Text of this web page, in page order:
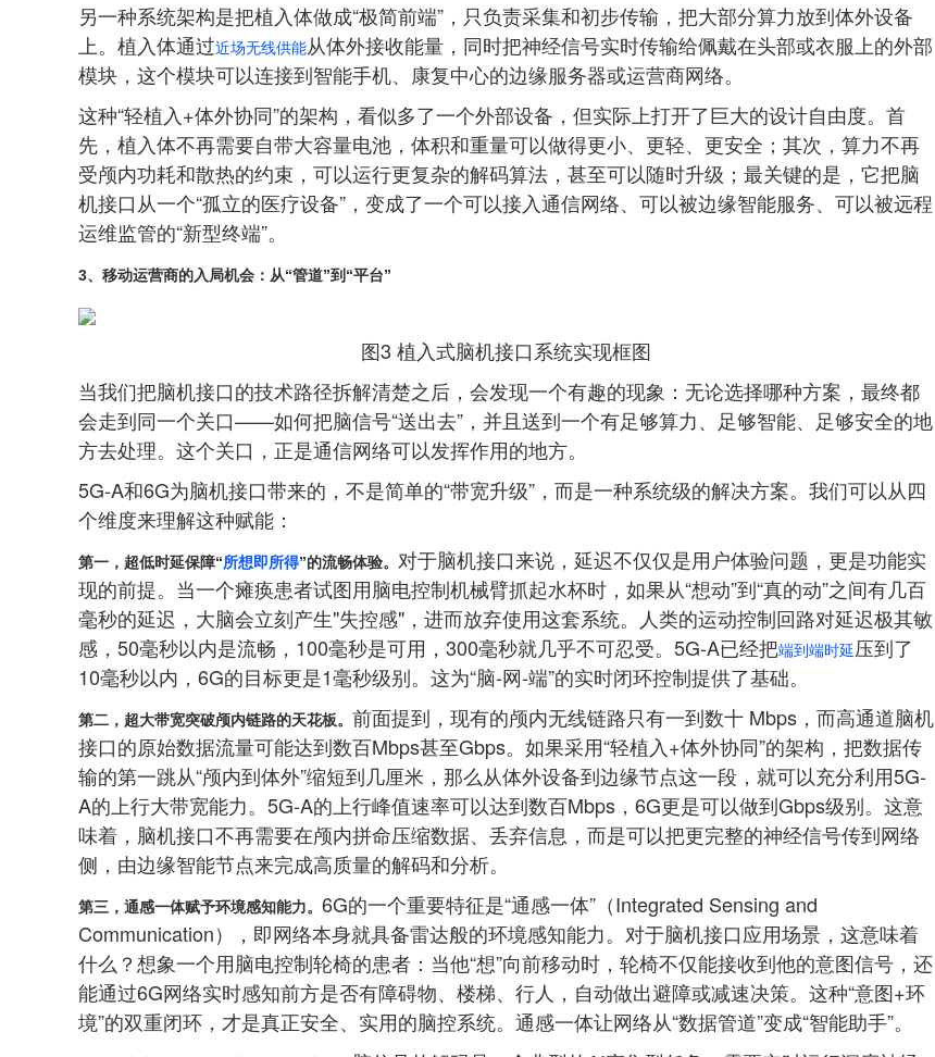
另一种系统架构是把植入体做成“极简前端”，只负责采集和初步传输，把大部分算力放到体外设备
上。植入体通过近场无线供能从体外接收能量，同时把神经信号实时传输给佩戴在头部或衣服上的外部
模块，这个模块可以连接到智能手机、康复中心的边缘服务器或运营商网络。
这种“轻植入+体外协同”的架构，看似多了一个外部设备，但实际上打开了巨大的设计自由度。首
先，植入体不再需要自带大容量电池，体积和重量可以做得更小、更轻、更安全；其次，算力不再
受颅内功耗和散热的约束，可以运行更复杂的解码算法，甚至可以随时升级；最关键的是，它把脑
机接口从一个“孤立的医疗设备”，变成了一个可以接入通信网络、可以被边缘智能服务、可以被远程
运维监管的“新型终端”。
3、移动运营商的入局机会：从“管道”到“平台”
图3 植入式脑机接口系统实现框图
当我们把脑机接口的技术路径拆解清楚之后，会发现一个有趣的现象：无论选择哪种方案，最终都
会走到同一个关口——如何把脑信号“送出去”，并且送到一个有足够算力、足够智能、足够安全的地
方去处理。这个关口，正是通信网络可以发挥作用的地方。
5G-A和6G为脑机接口带来的，不是简单的“带宽升级”，而是一种系统级的解决方案。我们可以从四
个维度来理解这种赋能：
第一，超低时延保障“所想即所得”的流畅体验。 对于脑机接口来说，延迟不仅仅是用户体验问题，更是功能实
现的前提。当一个瘫痪患者试图用脑电控制机械臂抓起水杯时，如果从“想动”到“真的动”之间有几百
毫秒的延迟，大脑会立刻产生"失控感"，进而放弃使用这套系统。人类的运动控制回路对延迟极其敏
感，50毫秒以内是流畅，100毫秒是可用，300毫秒就几乎不可忍受。5G-A已经把端到端时延压到了
10毫秒以内，6G的目标更是1毫秒级别。这为“脑-网-端”的实时闭环控制提供了基础。
第二，超大带宽突破颅内链路的天花板。 前面提到，现有的颅内无线链路只有一到数十 Mbps，而高通道脑机
接口的原始数据流量可能达到数百Mbps甚至Gbps。如果采用“轻植入+体外协同”的架构，把数据传
输的第一跳从“颅内到体外”缩短到几厘米，那么从体外设备到边缘节点这一段，就可以充分利用5G-
A的上行大带宽能力。5G-A的上行峰值速率可以达到数百Mbps，6G更是可以做到Gbps级别。这意
味着，脑机接口不再需要在颅内拼命压缩数据、丢弃信息，而是可以把更完整的神经信号传到网络
侧，由边缘智能节点来完成高质量的解码和分析。
第三， 通感一体赋予环境感知能力。 6G的一个重要特征是“通感一体”（Integrated Sensing and
Communication），即网络本身就具备雷达般的环境感知能力。对于脑机接口应用场景，这意味着
什么？想象一个用脑电控制轮椅的患者：当他“想”向前移动时，轮椅不仅能接收到他的意图信号，还
能通过6G网络实时感知前方是否有障碍物、楼梯、行人，自动做出避障或减速决策。这种“意图+环
境”的双重闭环，才是真正安全、实用的脑控系统。通感一体让网络从“数据管道”变成“智能助手”。